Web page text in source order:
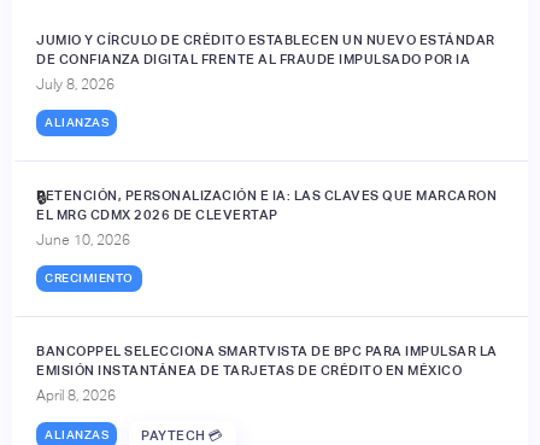
JUMIO Y CÍRCULO DE CRÉDITO ESTABLECEN UN NUEVO ESTÁNDAR
DE CONFIANZA DIGITAL FRENTE AL FRAUDE IMPULSADO POR IA
July 8, 2026
ALIANZAS
RETENCIÓN, PERSONALIZACIÓN E IA: LAS CLAVES QUE MARCARON
EL MRG CDMX 2026 DE CLEVERTAP
June 10, 2026
CRECIMIENTO
🔒
BANCOPPEL SELECCIONA SMARTVISTA DE BPC PARA IMPULSAR LA
EMISIÓN INSTANTÁNEA DE TARJETAS DE CRÉDITO EN MÉXICO
April 8, 2026
ALIANZAS PAYTECH 💳